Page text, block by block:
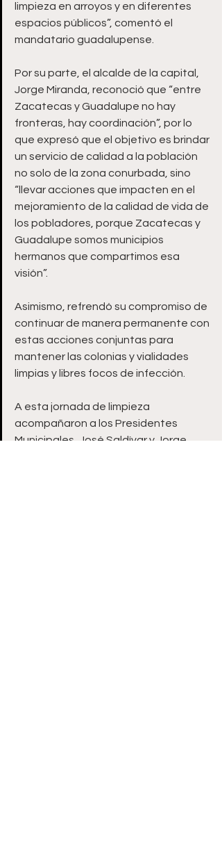
limpieza en arroyos y en diferentes
espacios públicos”, comentó el
mandatario guadalupense.
Por su parte, el alcalde de la capital,
Jorge Miranda, reconoció que “entre
Zacatecas y Guadalupe no hay
fronteras, hay coordinación”, por lo
que expresó que el objetivo es brindar
un servicio de calidad a la población
no solo de la zona conurbada, sino
“llevar acciones que impacten en el
mejoramiento de la calidad de vida de
los pobladores, porque Zacatecas y
Guadalupe somos municipios
hermanos que compartimos esa
visión”.
Asimismo, refrendó su compromiso de
continuar de manera permanente con
estas acciones conjuntas para
mantener las colonias y vialidades
limpias y libres focos de infección.
A esta jornada de limpieza
acompañaron a los Presidentes
Municipales, José Saldívar y Jorge